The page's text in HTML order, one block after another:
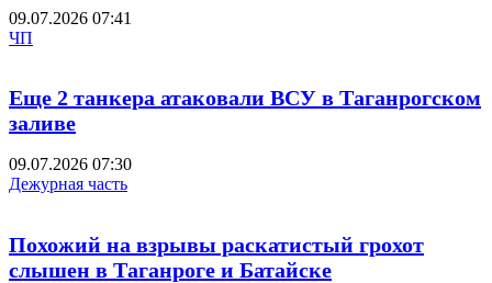
09.07.2026 07:41
ЧП
Еще 2 танкера атаковали ВСУ в Таганрогском
заливе
09.07.2026 07:30
Дежурная часть
Похожий на взрывы раскатистый грохот
слышен в Таганроге и Батайске